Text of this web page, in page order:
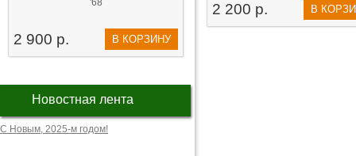
'68
2 900 р. В КОРЗИНУ
Новостная лента
С Новым, 2025-м годом!
2 200 р. В